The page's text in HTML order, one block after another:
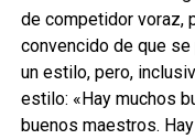
de competidor voraz,
convencido de que
un estilo, pero,
estilo: «Hay muchos
buenos maestros.